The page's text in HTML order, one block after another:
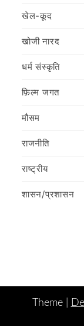
खेल-कूद
खोजी नारद
धर्म संस्कृति
फ़िल्‍म जगत
मौसम
राजनीति
राष्ट्रीय
शासन/प्रशासन
Theme |